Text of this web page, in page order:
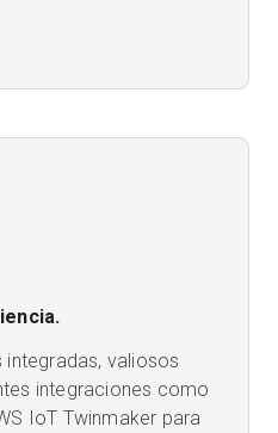
valiosos
integraciones como
IoT Twinmaker para